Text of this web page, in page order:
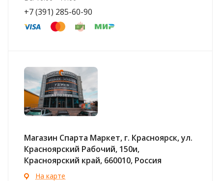
+7 (391) 285-60-90
Магазин Спарта Маркет, г. Красноярск, ул.
Красноярский Рабочий, 150и,
Красноярский край, 660010, Россия
На карте